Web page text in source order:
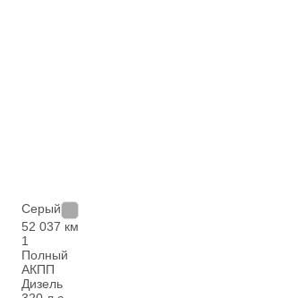
Серый
52 037 км
1
Полный
АКПП
Дизель